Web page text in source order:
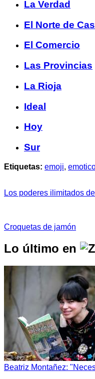
La Verdad
El Norte de
El Comercio
Las Provincias
La Rioja
Ideal
Hoy
Sur
Etiquetas: emoji,
Los poderes ilimitados
Croquetas de jamón
Lo último en
Beatriz Montañez: